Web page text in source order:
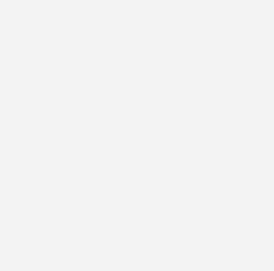
eine Abweichung,
von
Bei
Baurechtsbehörde